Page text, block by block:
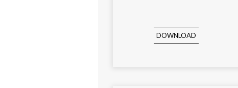
DOWNLOAD